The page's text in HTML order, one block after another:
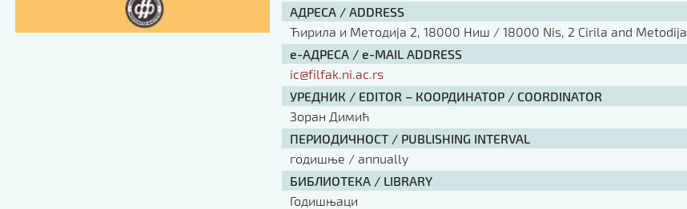
АДРЕСА / ADDRESS
Ћирила и Методија 2, 18000 Ниш / 18000 Nis, 2 Cirila and Metodija
е-АДРЕСА / e-MAIL ADDRESS
ic@filfak.ni.ac.rs
УРЕДНИК / EDITOR – КООРДИНАТОР / COORDINATOR
Зоран Димић
ПЕРИОДИЧНОСТ / PUBLISHING INTERVAL
годишње / annually
БИБЛИОТЕКА / LIBRARY
Годишњаци